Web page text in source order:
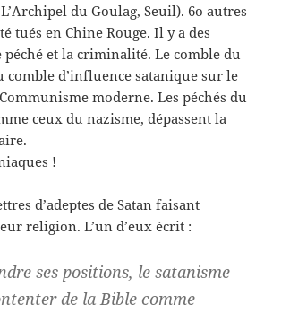
du Goulag, Seuil). 6o autres
tués en Chine Rouge. Il y a des
péché et la criminalité. Le comble du
comble d’influence satanique sur le
moderne. Les péchés du
ceux du nazisme, dépassent la
!
d’adeptes de Satan faisant
religion. L’un d’eux écrit :
ses positions, le satanisme
de la Bible comme